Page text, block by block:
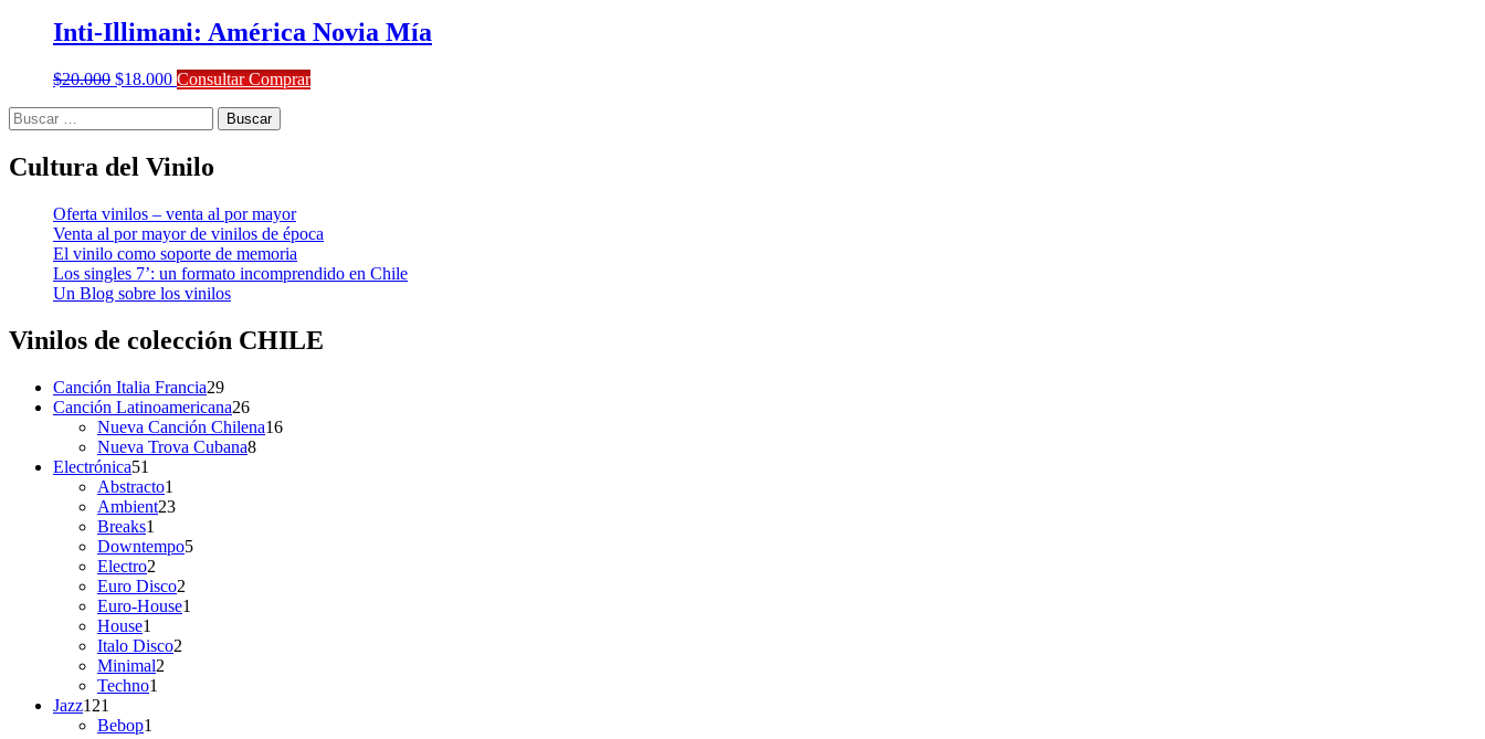
era:
$17.000.
es:
$14.000.
Inti-Illimani: América Novia Mía
$20.000 El
$20.000.
$18.000El
$18.000.
Consultar Comprar
Buscar:
Cultura del Vinilo
Oferta vinilos – venta al por mayor
Venta al por mayor de vinilos de época
El vinilo como soporte de memoria
Los singles 7’: un formato incomprendido en Chile
Un Blog sobre los vinilos
Vinilos de colección CHILE
Canción Italia Francia2929
productos
Canción Latinoamericana2626
productos
Nueva Canción Chilena1616
Nueva Trova Cubana88
Electrónica51
productos
Abstracto1
producto
Ambient2323
Breaks1
producto
Downtempo55
Electro2
productos
Euro Disco2
productos
Euro-House1
House1
producto
Italo Disco2
Minimal2
Techno1
Jazz121
productos
Bebop1